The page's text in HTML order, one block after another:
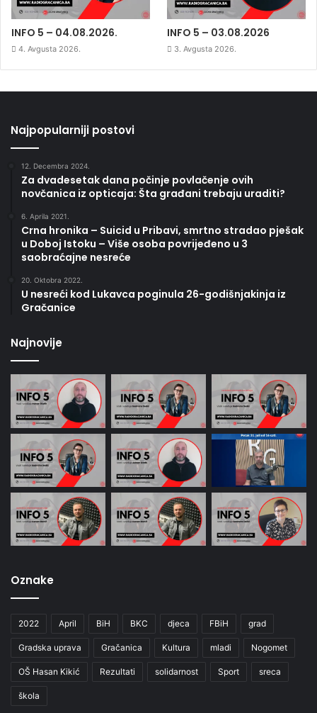
INFO 5 – 04.08.2026.
4. Avgusta 2026.
INFO 5 – 03.08.2026
3. Avgusta 2026.
Najpopularniji postovi
12. Decembra 2024.
Za dvadesetak dana počinje povlačenje ovih
novčanica iz opticaja: Šta građani trebaju uraditi?
6. Aprila 2021.
Crna hronika – Suicid u Pribavi, smrtno stradao pješak
u Doboj Istoku – Više osoba povrijeđeno u 3
saobraćajne nesreće
20. Oktobra 2022.
U nesreći kod Lukavca poginula 26-godišnjakinja iz
Gračanice
Najnovije
Oznake
2022 April BiH BKC djeca FBiH grad
Gradska uprava Gračanica Kultura mladi Nogomet
OŠ Hasan Kikić Rezultati solidarnost Sport sreca
škola